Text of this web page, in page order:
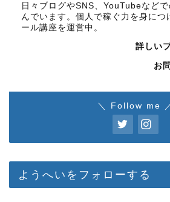
日々ブログやSNS、YouTubeなど
んでいます。個人で稼ぐ力を身につ
ール講座を運営中。
詳しい
お
＼ Follow me
ようへいをフォローする